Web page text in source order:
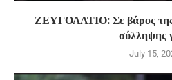
ΖΕΥΓΟΛΑΤΙΟ: Σε βάρος της
σύλληψης
July 15,